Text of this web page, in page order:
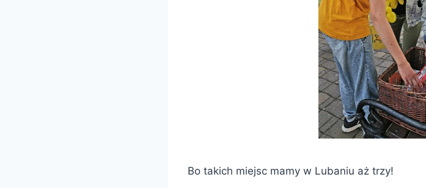
Bo takich miejsc mamy w Lubaniu aż trzy!